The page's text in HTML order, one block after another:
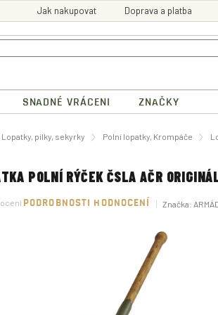
Jak nakupovat Doprava a platba
SNADNÉ VRÁCENI ZNAČKY
Lopatky, pilky, sekyrky Polní lopatky, Krompáče
POLNÍ RÝČEK ČSLA AČR
PODROBNOSTI HODNOCENÍ Značka: